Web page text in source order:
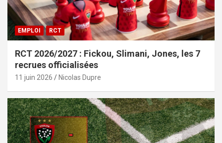
EMPLOI RCT
RCT 2026/2027 : Fickou, Slimani, Jones, les 7
recrues officialisées
11 juin 2026 Nicolas Dupre